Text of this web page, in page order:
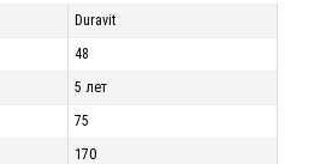
Duravit
48
5 лет
75
170